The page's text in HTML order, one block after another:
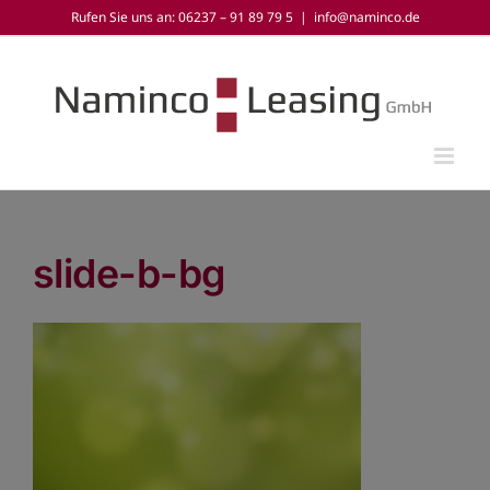
Inhalt
Rufen Sie uns an: 06237 – 91 89 79 5 | info@naminco.de
slide-b-bg